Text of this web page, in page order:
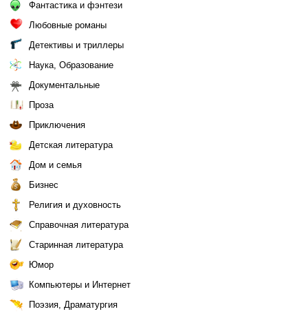
Фантастика и фэнтези
Любовные романы
Детективы и триллеры
Наука, Образование
Документальные
Проза
Приключения
Детская литература
Дом и семья
Бизнес
Религия и духовность
Справочная литература
Старинная литература
Юмор
Компьютеры и Интернет
Поэзия, Драматургия